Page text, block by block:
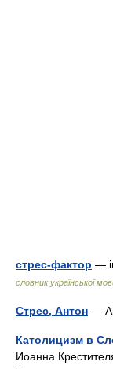
стрес-фактор —
словник української
Стрес, Антон —
Католицизм в
Иоанна